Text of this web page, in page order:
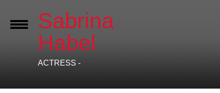
Sabrina
Habel
ACTRESS -